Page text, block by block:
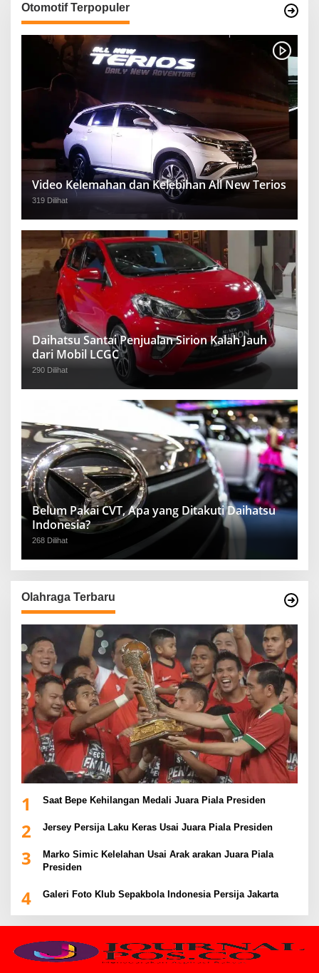
Otomotif Terpopuler
Video Kelemahan dan Kelebihan All New Terios
319 Dilihat
Daihatsu Santai Penjualan Sirion Kalah Jauh
dari Mobil LCGC
290 Dilihat
Belum Pakai CVT, Apa yang Ditakuti Daihatsu
Indonesia?
268 Dilihat
Olahraga Terbaru
1 Saat Bepe Kehilangan Medali Juara Piala Presiden
2 Jersey Persija Laku Keras Usai Juara Piala Presiden
3
Marko Simic Kelelahan Usai Arak arakan Juara Piala
Presiden
4 Galeri Foto Klub Sepakbola Indonesia Persija Jakarta